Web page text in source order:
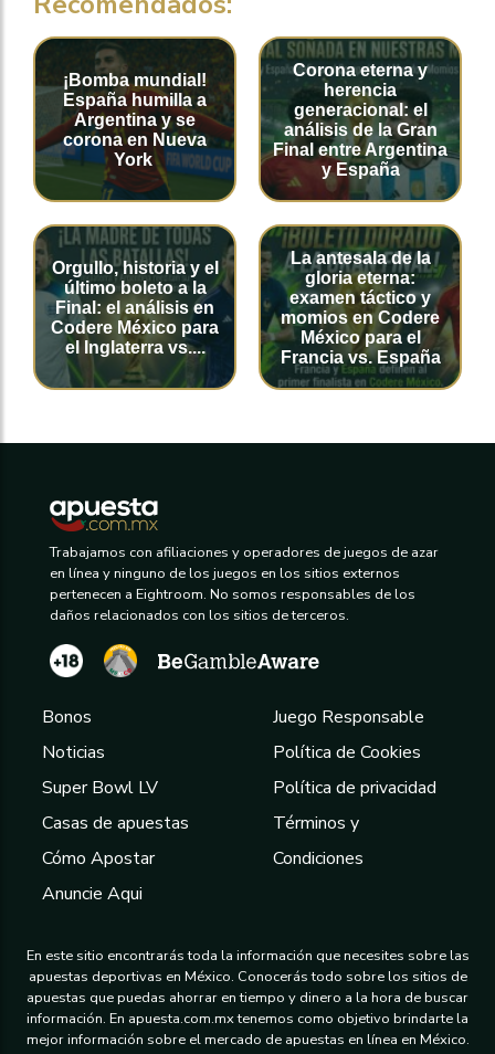
¡Bomba mundial!
España humilla a
Argentina y se
corona en Nueva
York
Corona eterna y
herencia
generacional: el
análisis de la Gran
Final entre Argentina
y España
Orgullo, historia y el
último boleto a la
Final: el análisis en
Codere México para
el Inglaterra vs....
La antesala de la
gloria eterna:
examen táctico y
momios en Codere
México para el
Francia vs. España
Trabajamos con afiliaciones y operadores de juegos de azar
en línea y ninguno de los juegos en los sitios externos
pertenecen a Eightroom. No somos responsables de los
daños relacionados con los sitios de terceros.
Bonos
Noticias
Super Bowl LV
Casas de apuestas
Cómo Apostar
Anuncie Aqui
Juego Responsable
Política de Cookies
Política de privacidad
Términos y
Condiciones
En este sitio encontrarás toda la información que necesites sobre las
apuestas deportivas en México. Conocerás todo sobre los sitios de
apuestas que puedas ahorrar en tiempo y dinero a la hora de buscar
información. En apuesta.com.mx tenemos como objetivo brindarte la
mejor información sobre el mercado de apuestas en línea en México.